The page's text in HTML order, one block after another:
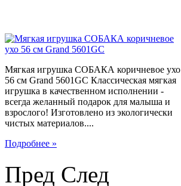
Мягкая игрушка СОБАКА коричневое ухо
56 см Grand 5601GC Классическая мягкая
игрушка в качественном исполнении -
всегда желанный подарок для малыша и
взрослого! Изготовлено из экологически
чистых материалов....
Подробнее »
Пред След